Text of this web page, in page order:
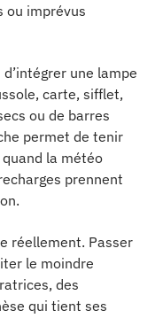
ou imprévus
une lampe
carte, sifflet,
ou de barres
permet de tenir
la météo
prennent
réellement. Passer
le moindre
des
qui tient ses